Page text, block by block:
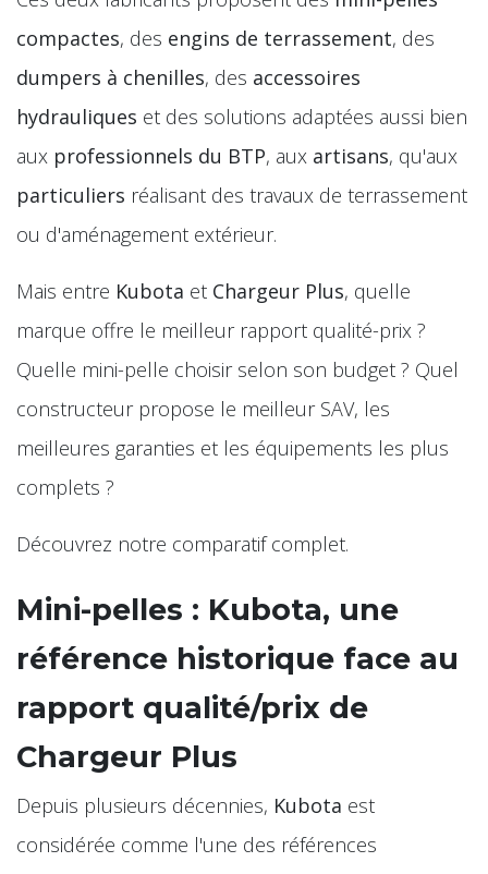
compactes, des engins de terrassement, des
dumpers à chenilles, des accessoires
hydrauliques et des solutions adaptées aussi bien
aux professionnels du BTP, aux artisans, qu'aux
particuliers réalisant des travaux de terrassement
ou d'aménagement extérieur.
Mais entre Kubota et Chargeur Plus, quelle
marque offre le meilleur rapport qualité-prix ?
Quelle mini-pelle choisir selon son budget ? Quel
constructeur propose le meilleur SAV, les
meilleures garanties et les équipements les plus
complets ?
Découvrez notre comparatif complet.
Mini-pelles : Kubota, une
référence historique face au
rapport qualité/prix de
Chargeur Plus
Depuis plusieurs décennies, Kubota est
considérée comme l'une des références